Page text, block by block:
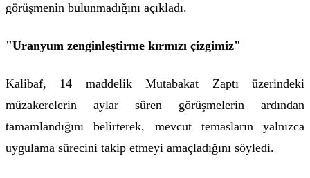
görüşmenin bulunmadığını açıkladı.
"Uranyum zenginleştirme kırmızı çizgimiz"
Kalibaf, 14 maddelik Mutabakat Zaptı üzerindeki
müzakerelerin aylar süren görüşmelerin ardından
tamamlandığını belirterek, mevcut temasların yalnızca
uygulama sürecini takip etmeyi amaçladığını söyledi.